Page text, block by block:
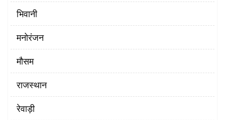
भिवानी
मनोरंजन
मौसम
राजस्थान
रेवाड़ी